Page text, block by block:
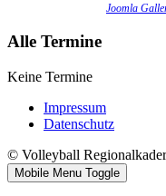
Joomla
Alle Termine
Keine Termine
Impressum
Datenschutz
© Volleyball
Mobile Menu Toggle